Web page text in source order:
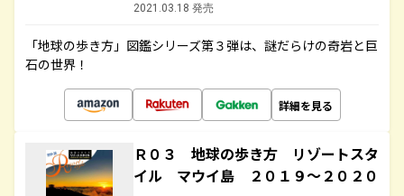
2021.03.18 発売
「地球の歩き方」図鑑シリーズ第３弾は、謎だらけの奇岩と巨
石の世界！
詳細を見る
Ｒ０３ 地球の歩き方 リゾートスタ
イル マウイ島 ２０１９～２０２０